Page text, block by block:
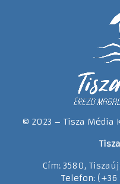
© 2023 – Tisza Média
Cím: 3580,
Telefon: (+36